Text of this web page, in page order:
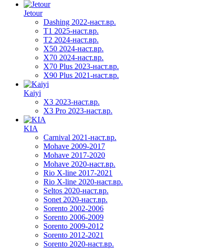
Jetour
Dashing 2022-наст.вр.
T1 2025-наст.вр.
T2 2024-наст.вр.
X50 2024-наст.вр.
X70 2024-наст.вр.
X70 Plus 2023-наст.вр.
X90 Plus 2021-наст.вр.
Kaiyi
X3 2023-наст.вр.
X3 Pro 2023-наст.вр.
KIA
Carnival 2021-наст.вр.
Mohave 2009-2017
Mohave 2017-2020
Mohave 2020-наст.вр.
Rio X-line 2017-2021
Rio X-line 2020-наст.вр.
Seltos 2020-наст.вр.
Sonet 2020-наст.вр.
Sorento 2002-2006
Sorento 2006-2009
Sorento 2009-2012
Sorento 2012-2021
Sorento 2020-наст.вр.